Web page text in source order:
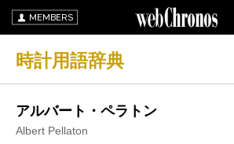
MEMBERS
時計用語辞典
アルバート・ペラトン
Albert Pellaton